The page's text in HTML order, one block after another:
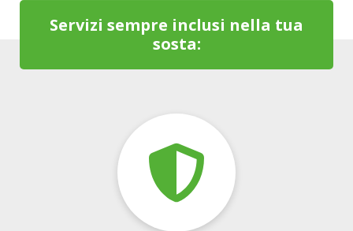
Servizi sempre inclusi nella tua
sosta: